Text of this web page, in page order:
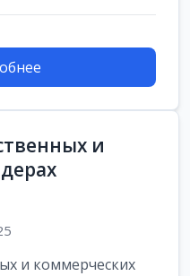
и
и коммерческих